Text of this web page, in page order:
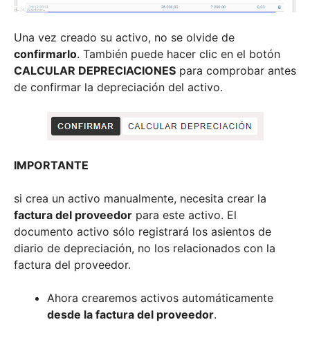
Una vez creado su activo, no se olvide de
confirmarlo. También puede hacer clic en el botón
CALCULAR DEPRECIACIONES para comprobar antes
de confirmar la depreciación del activo.
IMPORTANTE
si crea un activo manualmente, necesita crear la
factura del proveedor para este activo. El
documento activo sólo registrará los asientos de
diario de depreciación, no los relacionados con la
factura del proveedor.
Ahora crearemos activos automáticamente
desde la factura del proveedor.